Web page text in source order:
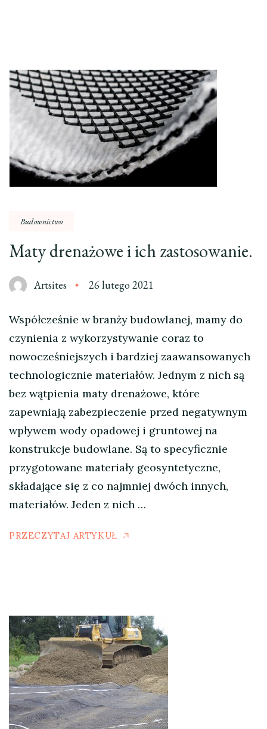
Budownictwo
Maty drenażowe i ich zastosowanie.
Artsites 26 lutego 2021
Współcześnie w branży budowlanej, mamy do
czynienia z wykorzystywanie coraz to
nowocześniejszych i bardziej zaawansowanych
technologicznie materiałów. Jednym z nich są
bez wątpienia maty drenażowe, które
zapewniają zabezpieczenie przed negatywnym
wpływem wody opadowej i gruntowej na
konstrukcje budowlane. Są to specyficznie
przygotowane materiały geosyntetyczne,
składające się z co najmniej dwóch innych,
materiałów. Jeden z nich …
PRZECZYTAJ ARTYKUŁ